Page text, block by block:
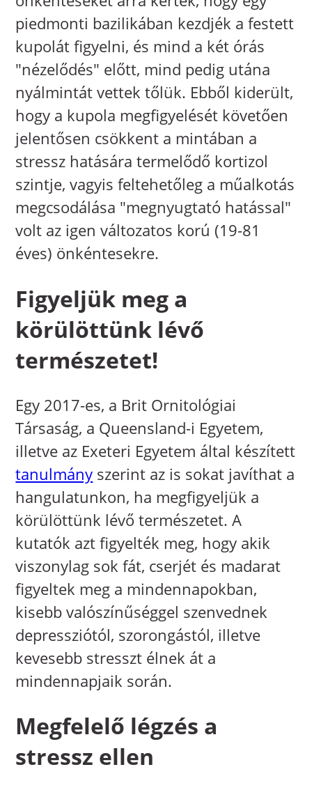
piedmonti bazilikában kezdjék a festett
kupolát figyelni, és mind a két órás
"nézelődés" előtt, mind pedig utána
nyálmintát vettek tőlük. Ebből kiderült,
hogy a kupola megfigyelését követően
jelentősen csökkent a mintában a
stressz hatására termelődő kortizol
szintje, vagyis feltehetőleg a műalkotás
megcsodálása "megnyugtató hatással"
volt az igen változatos korú (19-81
éves) önkéntesekre.
Figyeljük meg a
körülöttünk lévő
természetet!
Egy 2017-es, a Brit Ornitológiai
Társaság, a Queensland-i Egyetem,
illetve az Exeteri Egyetem által készített
tanulmány szerint az is sokat javíthat a
hangulatunkon, ha megfigyeljük a
körülöttünk lévő természetet. A
kutatók azt figyelték meg, hogy akik
viszonylag sok fát, cserjét és madarat
figyeltek meg a mindennapokban,
kisebb valószínűséggel szenvednek
depressziótól, szorongástól, illetve
kevesebb stresszt élnek át a
mindennapjaik során.
Megfelelő légzés a
stressz ellen